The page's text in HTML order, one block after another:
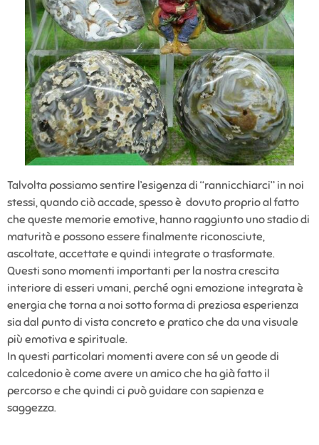
Talvolta possiamo sentire l’esigenza di “rannicchiarci” in noi
stessi, quando ciò accade, spesso è dovuto proprio al fatto
che queste memorie emotive, hanno raggiunto uno stadio di
maturità e possono essere finalmente riconosciute,
ascoltate, accettate e quindi integrate o trasformate.
Questi sono momenti importanti per la nostra crescita
interiore di esseri umani, perché ogni emozione integrata è
energia che torna a noi sotto forma di preziosa esperienza
sia dal punto di vista concreto e pratico che da una visuale
più emotiva e spirituale.
In questi particolari momenti avere con sé un geode di
calcedonio è come avere un amico che ha già fatto il
percorso e che quindi ci può guidare con sapienza e
saggezza.